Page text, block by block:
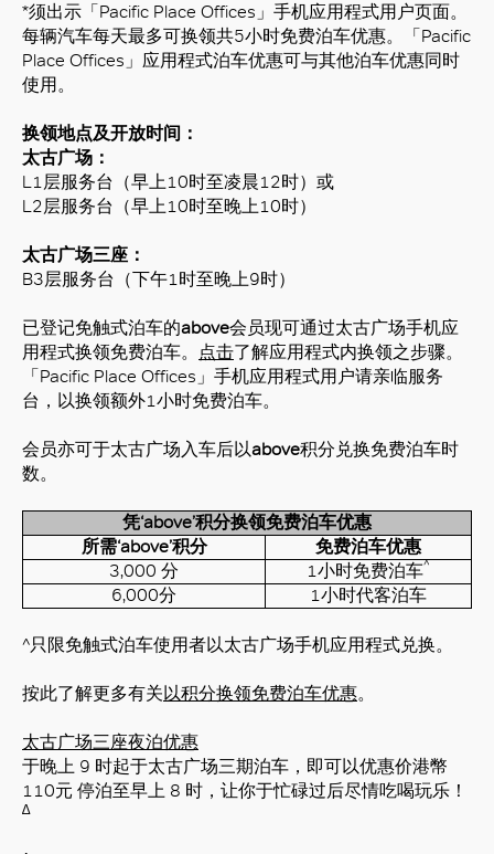
*须出示「Pacific Place Offices」手机应用程式用户页面。
每辆汽车每天最多可换领共5小时免费泊车优惠。「Pacific
Place Offices」应用程式泊车优惠可与其他泊车优惠同时
使用。
换领地点及开放时间：
太古广场：
L1层服务台（早上10时至凌晨12时）或
L2层服务台（早上10时至晚上10时）
太古广场三座：
B3层服务台（下午1时至晚上9时）
已登记免触式泊车的above会员现可通过太古广场手机应
用程式换领免费泊车。
点击了解应用程式内换领之步骤。
「Pacific Place Offices」手机应用程式用户请亲临服务
台，以换领额外1小时免费泊车。
会员亦可于太古广场入车后以above积分兑换免费泊车时
数。
凭‘above’积分换领免费泊车优惠
所需‘above’积分
免费泊车优惠
3,000 分
1小时免费泊车^
6,000分 1小时代客泊车
^只限免触式泊车使用者以太古广场手机应用程式兑换。
按此了解更多有关以积分换领免费泊车优惠。
太古广场三座夜泊优惠
于晚上 9 时起于太古广场三期泊车，即可以优惠价港幣
110元 停泊至早上 8 时，让你于忙碌过后尽情吃喝玩乐！
∆